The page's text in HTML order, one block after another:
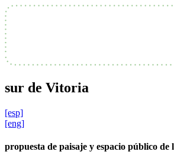
sur de Vitoria
[esp]
[eng]
propuesta de paisaje y espacio público